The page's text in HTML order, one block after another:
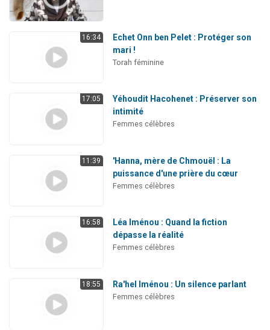
16:34
Echet Onn ben Pelet : Protéger son
mari !
Torah féminine
17:05
Yéhoudit Hacohenet : Préserver son
intimité
Femmes célèbres
11:39
'Hanna, mère de Chmouël : La
puissance d'une prière du cœur
Femmes célèbres
16:58
Léa Iménou : Quand la fiction
dépasse la réalité
Femmes célèbres
18:55 Ra'hel Iménou : Un silence parlant
Femmes célèbres